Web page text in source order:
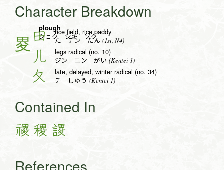
Character Breakdown
plough
ショク シキ ソク
田 rice field, rice paddy
た デン たん (1st, N4)
儿 legs radical (no. 10)
ジン ニン がい (Kentei 1)
夂 late, delayed, winter radical (no. 34)
チ しゅう (Kentei 1)
Contained In
禝 稷 謖
References